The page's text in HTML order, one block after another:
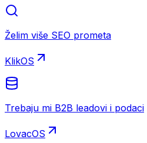
Želim više SEO prometa
KlikOS
Trebaju mi B2B leadovi i podaci
LovacOS